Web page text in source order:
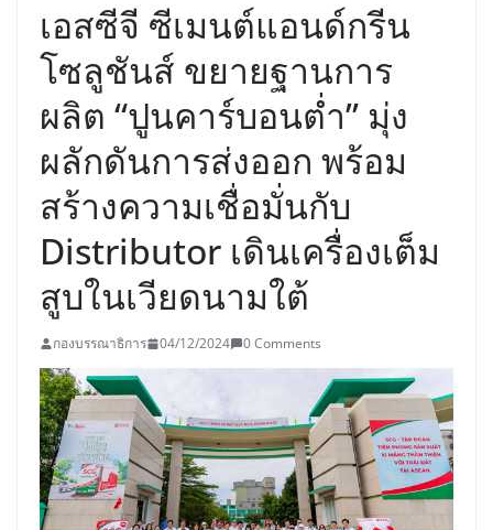
เอสซีจี ซีเมนต์แอนด์กรีน
โซลูชันส์ ขยายฐานการ
ผลิต “ปูนคาร์บอนต่ำ” มุ่ง
ผลักดันการส่งออก พร้อม
สร้างความเชื่อมั่นกับ
Distributor เดินเครื่องเต็ม
สูบในเวียดนามใต้
กองบรรณาธิการ 04/12/2024 0 Comments